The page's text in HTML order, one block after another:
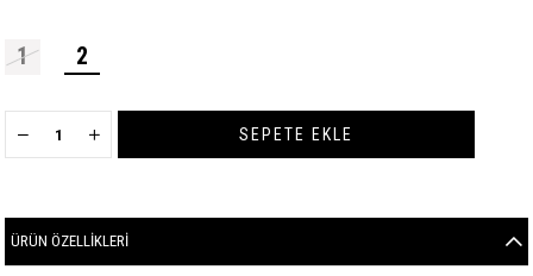
1 2
ÜRÜN ÖZELLIKLERI